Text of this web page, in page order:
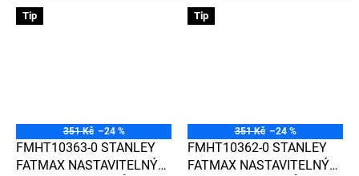
Tip
351 Kč –24 %
FMHT10363-0 STANLEY
FATMAX NASTAVITELNÝ
Tip
351 Kč –24 %
FMHT10362-0 STANLEY
FATMAX NASTAVITELNÝ